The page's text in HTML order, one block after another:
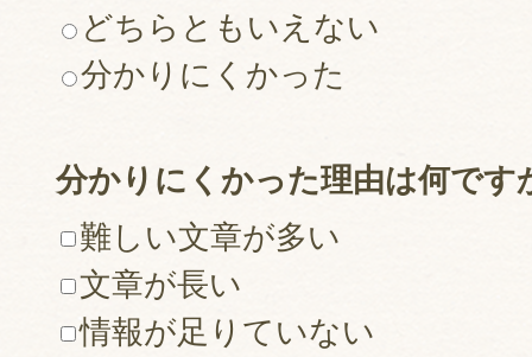
どちらともいえない
分かりにくかった
分かりにくかった理由は何です
難しい文章が多い
文章が長い
情報が足りていない